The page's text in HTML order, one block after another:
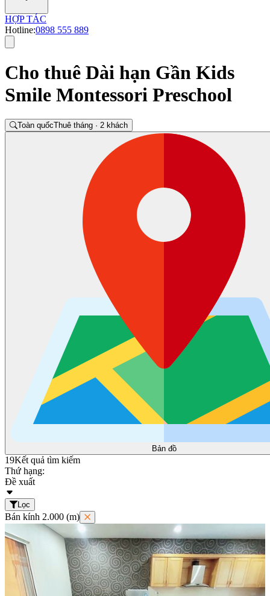
HỢP TÁC
Hotline:0898 555 889
Cho thuê Dài hạn Gần Kids
Smile Montessori Preschool
Toàn quốcThuê tháng · 2 khách
Bản đồ
19Kết quả tìm kiếm
Thứ hạng:
Đề xuất
Lọc
Bán kính 2.000 (m)